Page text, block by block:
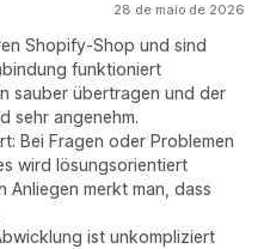
28 de maio de 2026
Shopify-Shop und sind
funktioniert
sauber übertragen und der
sehr angenehm.
Bei Fragen oder Problemen
wird lösungsorientiert
Anliegen merkt man, dass
ist unkompliziert